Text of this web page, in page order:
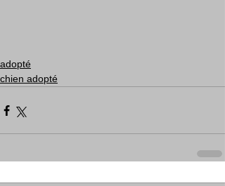
adopté
chien adopté